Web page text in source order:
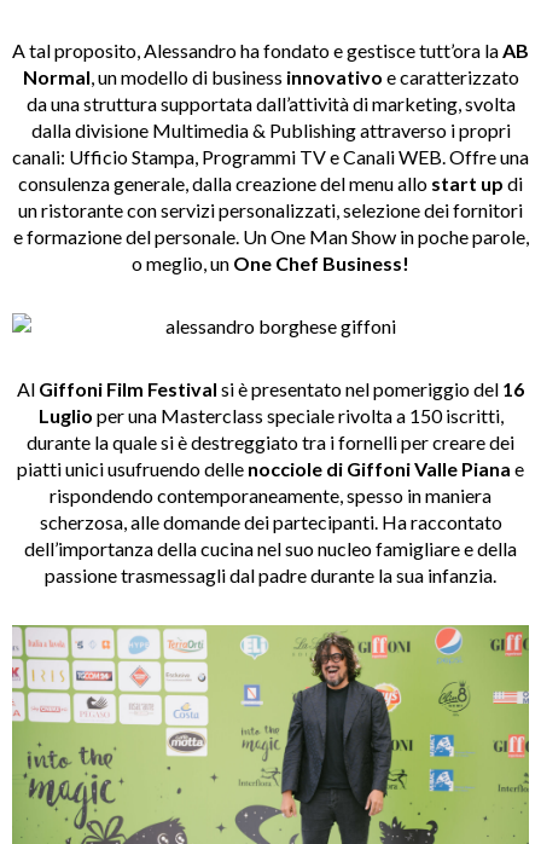
A tal proposito, Alessandro ha fondato e gestisce tutt’ora la AB
Normal , un modello di business innovativo e caratterizzato
da una struttura supportata dall’attività di marketing, svolta
dalla divisione Multimedia & Publishing attraverso i propri
canali: Ufficio Stampa, Programmi TV e Canali WEB. Offre una
consulenza generale, dalla creazione del menu allo start up di
un ristorante con servizi personalizzati, selezione dei fornitori
e formazione del personale. Un One Man Show in poche parole,
o meglio, un One Chef Business!
Al Giffoni Film Festival si è presentato nel pomeriggio del 16
Luglio per una Masterclass speciale rivolta a 150 iscritti,
durante la quale si è destreggiato tra i fornelli per creare dei
piatti unici usufruendo delle nocciole di Giffoni Valle Piana e
rispondendo contemporaneamente, spesso in maniera
scherzosa, alle domande dei partecipanti. Ha raccontato
dell’importanza della cucina nel suo nucleo famigliare e della
passione trasmessagli dal padre durante la sua infanzia.